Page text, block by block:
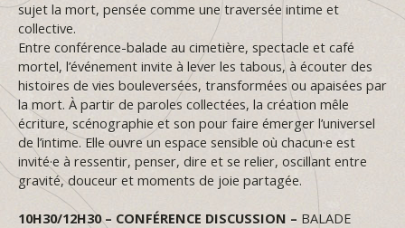
sujet la mort, pensée comme une traversée intime et
collective.
Entre conférence-balade au cimetière, spectacle et café
mortel, l’événement invite à lever les tabous, à écouter des
histoires de vies bouleversées, transformées ou apaisées par
la mort. À partir de paroles collectées, la création mêle
écriture, scénographie et son pour faire émerger l’universel
de l’intime. Elle ouvre un espace sensible où chacun·e est
invité·e à ressentir, penser, dire et se relier, oscillant entre
gravité, douceur et moments de joie partagée.
10H30/12H30 – CONFÉRENCE DISCUSSION – BALADE